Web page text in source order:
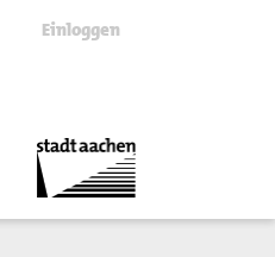
Einloggen